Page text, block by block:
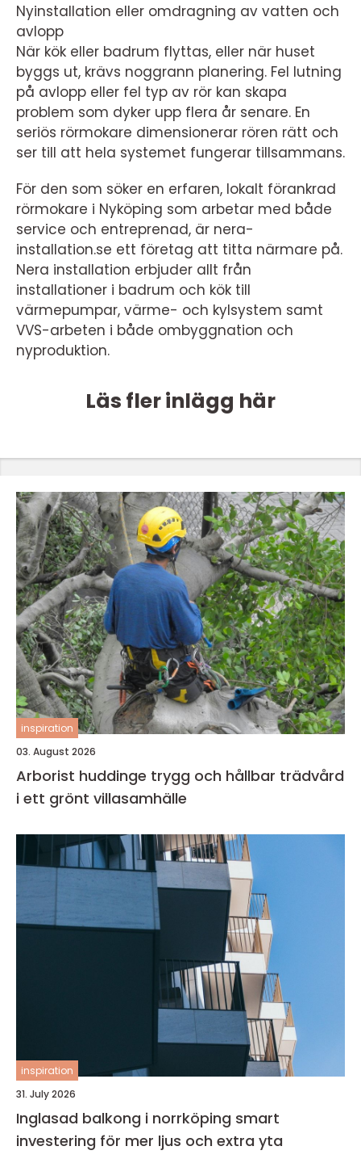
Nyinstallation eller omdragning av vatten och
avlopp
När kök eller badrum flyttas, eller när huset
byggs ut, krävs noggrann planering. Fel lutning
på avlopp eller fel typ av rör kan skapa
problem som dyker upp flera år senare. En
seriös rörmokare dimensionerar rören rätt och
ser till att hela systemet fungerar tillsammans.
För den som söker en erfaren, lokalt förankrad
rörmokare i Nyköping som arbetar med både
service och entreprenad, är nera-
installation.se ett företag att titta närmare på.
Nera installation erbjuder allt från
installationer i badrum och kök till
värmepumpar, värme- och kylsystem samt
VVS-arbeten i både ombyggnation och
nyproduktion.
Läs fler inlägg här
inspiration
03. August 2026
Arborist huddinge trygg och hållbar trädvård
i ett grönt villasamhälle
inspiration
31. July 2026
Inglasad balkong i norrköping smart
investering för mer ljus och extra yta